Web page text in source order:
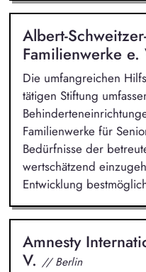
Albert-
Familienwerke e.
Die umfangreichen
tätigen Stiftung
Familienwerke für
Bedürfnisse der
wertschätzend
Entwicklung
Amnesty
V. // Berlin